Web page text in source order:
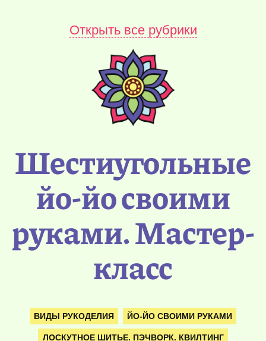
Открыть все рубрики
Шестиугольные
йо-йо своими
руками. Мастер-
класс
ВИДЫ РУКОДЕЛИЯ ЙО-ЙО СВОИМИ РУКАМИ
ЛОСКУТНОЕ ШИТЬЕ. ПЭЧВОРК. КВИЛТИНГ